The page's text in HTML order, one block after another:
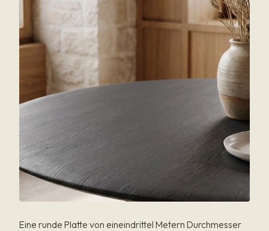
Eine runde Platte von eineindrittel Metern Durchmesser